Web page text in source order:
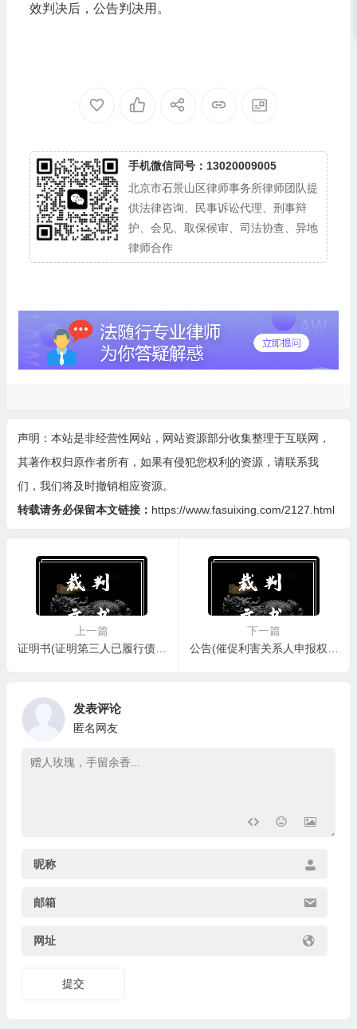
效判决后，公告判决用。
手机微信同号：13020009005
北京市石景山区律师事务所律师团队提
供法律咨询、民事诉讼代理、刑事辩
护、会见、取保候审、司法协查、异地
律师合作
声明：本站是非经营性网站，网站资源部分收集整理于互联网，
其著作权归原作者所有，如果有侵犯您权利的资源，请联系我
们，我们将及时撤销相应资源。
转载请务必保留本文链接： https://www.fasuixing.com/2127.html
上一篇
证明书(证明第三人已履行债务用)
下一篇
公告(催促利害关系人申报权利用)
发表评论
匿名网友
昵称
邮箱
网址
提交